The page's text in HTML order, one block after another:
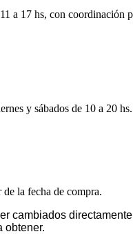
a 17 hs, con coordinación
y sábados de 10 a 20 hs.
la fecha de compra.
cambiados
obtener.